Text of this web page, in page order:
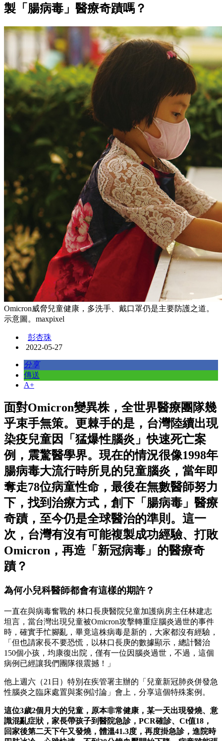
製「腸病毒」醫療奇蹟嗎？
Omicron威脅兒童健康，多洗手、戴口罩仍是主要防護之道。
示意圖。maxpixel
彭杏珠
2022-05-27
分享
傳送
A+
面對Omicron變異株，全世界醫療團隊幾
乎束手無策。更棘手的是，台灣陸續出現
染疫兒童因「猛爆性腦炎」快速死亡案
例，震驚醫學界。現在的情況很像1998年
腸病毒大流行時所見的兒童腦炎，當年即
奪走78位病童性命，最後在無數醫師努力
下，找到治療方式，創下「腸病毒」醫療
奇蹟，至今仍是全球醫治的準則。這一
次，台灣有沒有可能複製成功經驗、打敗
Omicron，再造「新冠病毒」的醫療奇
蹟？
為何小兒科醫師都會有這樣的期許？
一直在與病毒奮戰的 林口長庚醫院兒童加護病房主任林建志
坦言，當台灣出現兒童被Omicron攻擊轉重症腦炎過世的事件
時，確實手忙腳亂，畢竟這株病毒是新的，大家都沒有經驗，
「但也請家長不要恐慌，以林口長庚的數據顯示，總計醫治
150個小孩，均康復出院，僅有一位因腦炎過世，不過，這個
病例已經讓我們團隊很震撼！」
他上週六（21日）特別在疾管署主辦的「兒童新冠肺炎併發急
性腦炎之臨床處置與案例討論」會上，分享這個特殊案例。
這位3歲2個月大的兒童，原本非常健康，某一天出現發燒、意
識混亂症狀，家長帶孩子到醫院急診，PCR確診、Ct值18，
回家後第二天下午又發燒，體溫41.3度，再度掛急診，進院時